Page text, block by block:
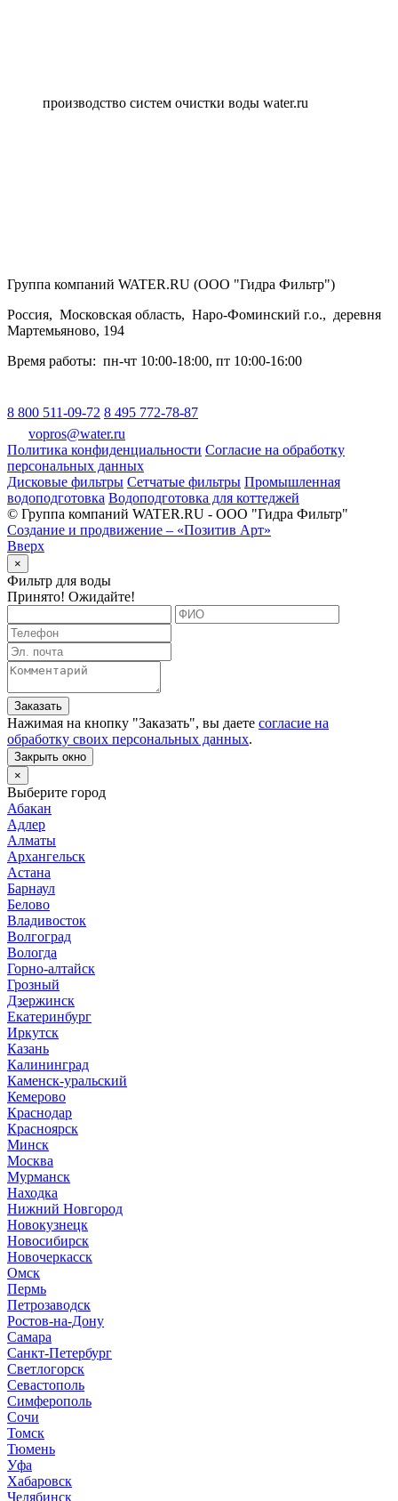
производство систем очистки воды water.ru
Группа компаний WATER.RU (ООО "Гидра Фильтр")
Россия, Московская область, Наро-Фоминский г.о., деревня
Мартемьяново, 194
Время работы: пн-чт 10:00-18:00, пт 10:00-16:00
8 800 511-09-72 8 495 772-78-87
vopros@water.ru
Политика конфиденциальности Согласие на обработку
персональных данных
Дисковые фильтры Сетчатые фильтры Промышленная
водоподготовка Водоподготовка для коттеджей
© Группа компаний WATER.RU - ООО "Гидра Фильтр"
Создание и продвижение – «Позитив Арт»
Вверх
×
Фильтр для воды
Принято! Ожидайте!
Заказать
Нажимая на кнопку "Заказать", вы даете согласие на
обработку своих персональных данных.
Закрыть окно
×
Выберите город
Абакан
Адлер
Алматы
Архангельск
Астана
Барнаул
Белово
Владивосток
Волгоград
Вологда
Горно-алтайск
Грозный
Дзержинск
Екатеринбург
Иркутск
Казань
Калининград
Каменск-уральский
Кемерово
Краснодар
Красноярск
Минск
Москва
Мурманск
Находка
Нижний Новгород
Новокузнецк
Новосибирск
Новочеркасск
Омск
Пермь
Петрозаводск
Ростов-на-Дону
Самара
Санкт-Петербург
Светлогорск
Севастополь
Симферополь
Сочи
Томск
Тюмень
Уфа
Хабаровск
Челябинск